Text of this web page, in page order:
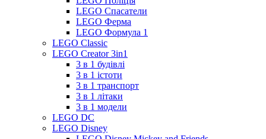
LEGO Спасатели
LEGO Ферма
LEGO Формула 1
LEGO Classic
LEGO Creator 3in1
3 в 1 будівлі
3 в 1 істоти
3 в 1 транспорт
3 в 1 літаки
3 в 1 модели
LEGO DC
LEGO Disney